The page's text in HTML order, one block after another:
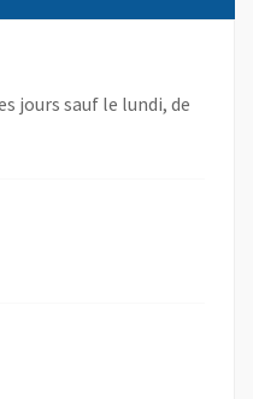
jours sauf le lundi, de